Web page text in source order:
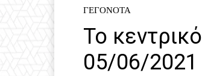
ΓΕΓΟΝΟΤΑ
Το
05/06/2021